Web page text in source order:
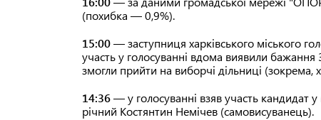
(похибка — 0,9%).
15:00— заступниця харківського міського
участь у голосуванні вдома виявили
змогли прийти на виборчі дільниці (зокрема,
14:36— у голосуванні взяв участь кандидат
річний Костянтин Немічев (самовисуванець).